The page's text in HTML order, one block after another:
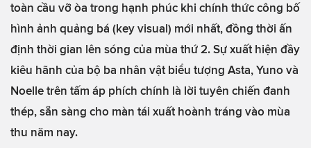
toàn cầu vỡ òa trong hạnh phúc khi chính thức công bố
hình ảnh quảng bá (key visual) mới nhất, đồng thời ấn
định thời gian lên sóng của mùa thứ 2. Sự xuất hiện đầy
kiêu hãnh của bộ ba nhân vật biểu tượng Asta, Yuno và
Noelle trên tấm áp phích chính là lời tuyên chiến đanh
thép, sẵn sàng cho màn tái xuất hoành tráng vào mùa
thu năm nay.